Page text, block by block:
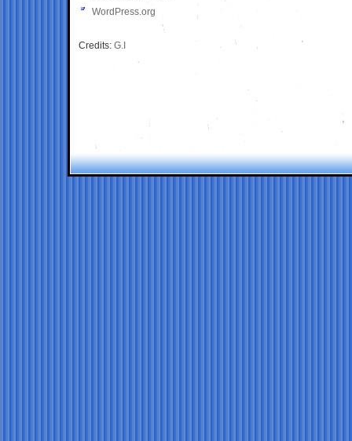
WordPress.org
Credits: G.I